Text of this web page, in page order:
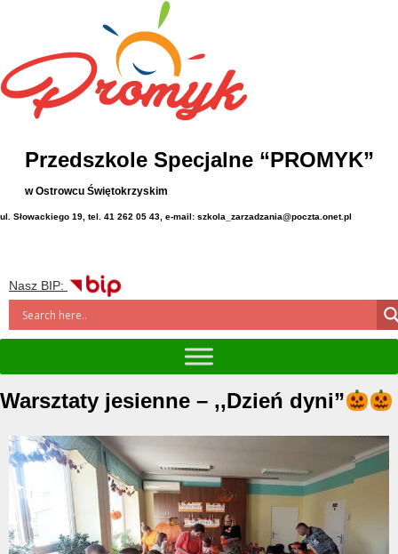
Przedszkole Specjalne “PROMYK”
w Ostrowcu Świętokrzyskim
ul. Słowackiego 19, tel. 41 262 05 43, e-mail: szkola_zarzadzania@poczta.onet.pl
Nasz BIP:
Warsztaty jesienne – ,,Dzień dyni”